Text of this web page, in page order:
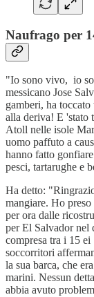
Naufrago per
"Io sono vivo, io
messicano Jose
gamberi, ha
alla deriva! E 'stato
Atoll nelle isole
uomo paffuto a
hanno fatto
pesci, tartarughe e
Ha detto:
mangiare. Ho
per ora dalle
per El Salvador nel
compresa tra i 15
soccorritori
la sua barca, che
marini. Nessun
abbia avuto